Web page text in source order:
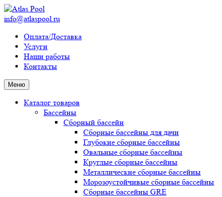
info@atlaspool.ru
Оплата/Доставка
Услуги
Наши работы
Контакты
Меню
Каталог товаров
Бассейны
Сборный бассейн
Сборные бассейны для дачи
Глубокие сборные бассейны
Овальные сборные бассейны
Круглые сборные бассейны
Металлические сборные бассейны
Морозоустойчивые сборные бассейны
Сборные бассейны GRE